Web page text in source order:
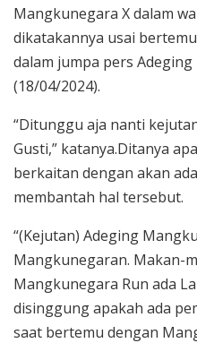
Mangkunegara X dalam
dikatakannya usai
dalam jumpa pers
(18/04/2024).
“Ditunggu aja nanti
Gusti,” katanya.Ditanya
berkaitan dengan akan
membantah hal tersebut.
“(Kejutan) Adeging
Mangkunegaran. Makan-
Mangkunegara Run ada
disinggung apakah ada
saat bertemu dengan